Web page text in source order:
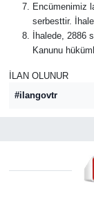
Encümenimiz
serbesttir.
İhalede, 2886
Kanunu
İLAN OLUNUR
#ilangovtr